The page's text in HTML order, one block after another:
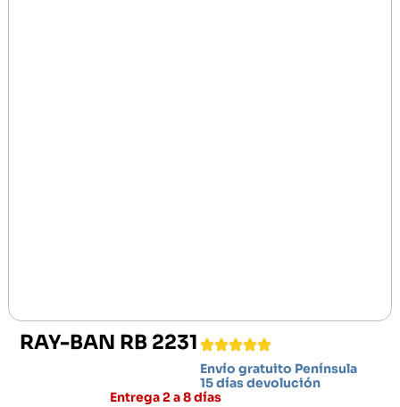
RAY-BAN RB 2231
Envío gratuito Península
15 días devolución
Entrega 2 a 8 días